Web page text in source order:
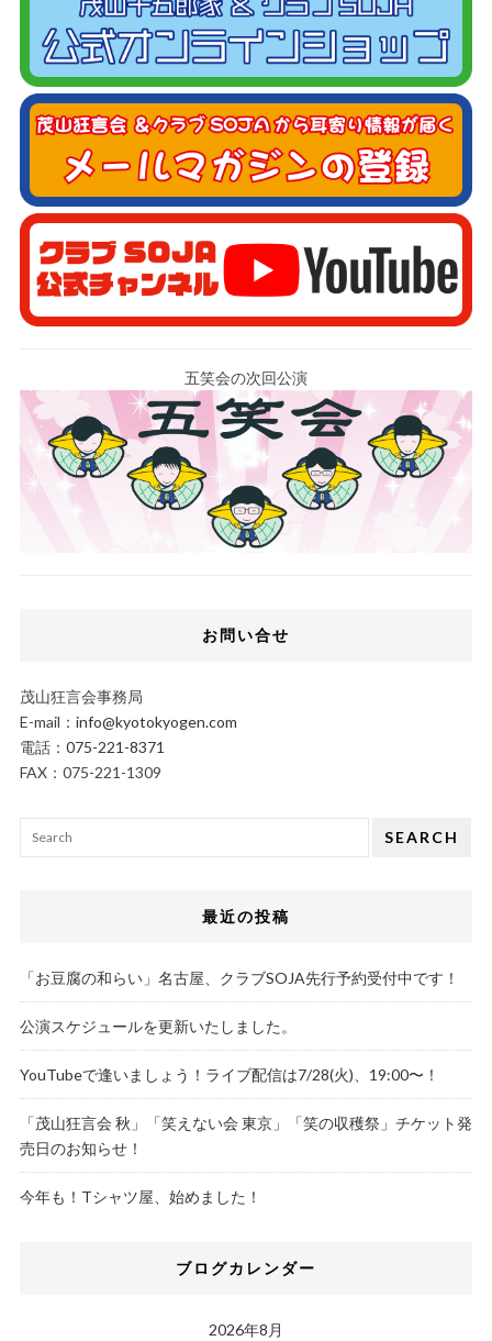
五笑会の次回公演
お問い合せ
茂山狂言会事務局
E-mail： info@kyotokyogen.com
電話： 075-221-8371
FAX：075-221-1309
SEARCH
最近の投稿
「お豆腐の和らい」名古屋、クラブSOJA先行予約受付中です！
公演スケジュールを更新いたしました。
YouTubeで逢いましょう！ライブ配信は7/28(火)、19:00〜！
「茂山狂言会 秋」「笑えない会 東京」「笑の収穫祭」チケット発
売日のお知らせ！
今年も！Tシャツ屋、始めました！
ブログカレンダー
2026年8月